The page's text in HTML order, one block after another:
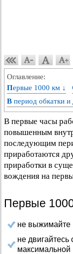
Оглавление:
Первые 1000 км ↓
В период обкатки и
В первые часы
повышенным
последующим
приработаются
приработки в
вождения на
Первые
не выжимайте
не
максимальной